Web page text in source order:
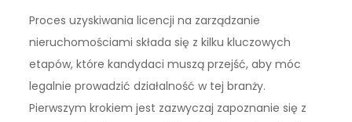
Proces uzyskiwania licencji na zarządzanie
nieruchomościami składa się z kilku kluczowych
etapów, które kandydaci muszą przejść, aby móc
legalnie prowadzić działalność w tej branży.
Pierwszym krokiem jest zazwyczaj zapoznanie się z